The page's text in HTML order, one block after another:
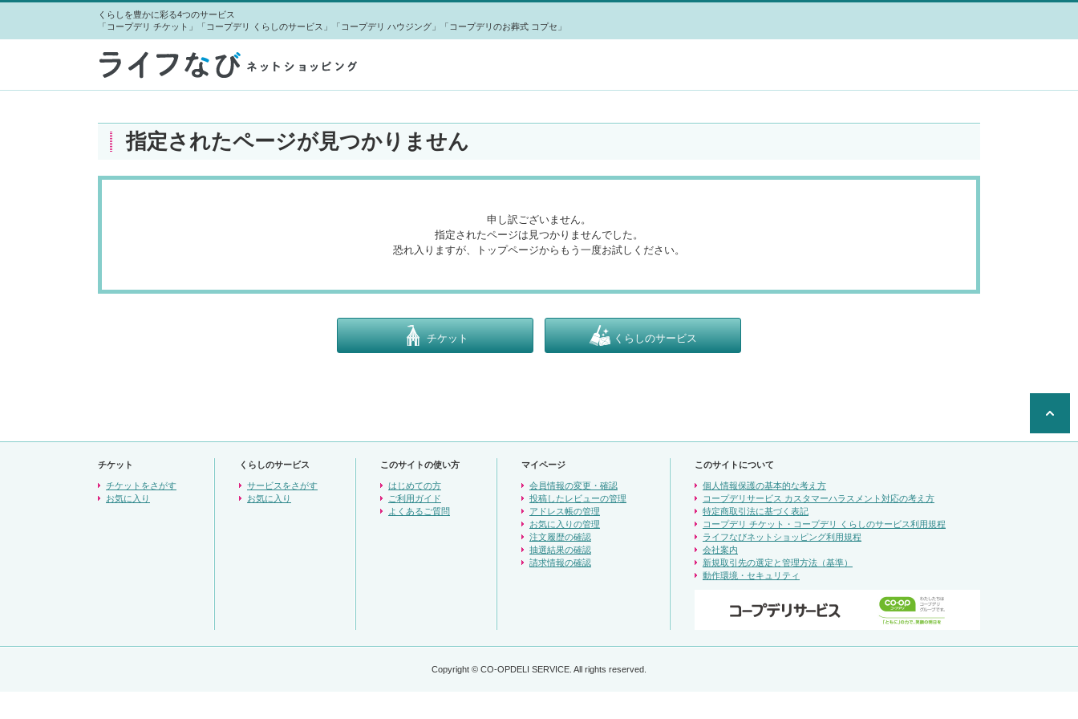
くらしを豊かに彩る4つのサービス
「コープデリ チケット」「コープデリ くらしのサービス」「コープデリ ハウジング」「コープデリのお葬式 コプセ」
指定されたページが見つかりません
申し訳ございません。
指定されたページは見つかりませんでした。
恐れ入りますが、トップページからもう一度お試しください。
チケット くらしのサービス
チケット
チケットをさがす
お気に入り
くらしのサービス
サービスをさがす
お気に入り
このサイトの使い方
はじめての方
ご利用ガイド
よくあるご質問
マイページ
会員情報の変更・確認
投稿したレビューの管理
アドレス帳の管理
お気に入りの管理
注文履歴の確認
抽選結果の確認
請求情報の確認
このサイトについて
個人情報保護の基本的な考え方
コープデリサービス カスタマーハラスメント対応の考え方
特定商取引法に基づく表記
コープデリ チケット・コープデリ くらしのサービス利用規程
ライフなびネットショッピング利用規程
会社案内
新規取引先の選定と管理方法（基準）
動作環境・セキュリティ
Copyright © CO-OPDELI SERVICE. All rights reserved.